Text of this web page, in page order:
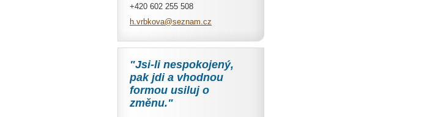
+420 602 255 508
h.vrbkova@seznam.cz
"Jsi-li nespokojený,
pak jdi a vhodnou
formou usiluj o
změnu."